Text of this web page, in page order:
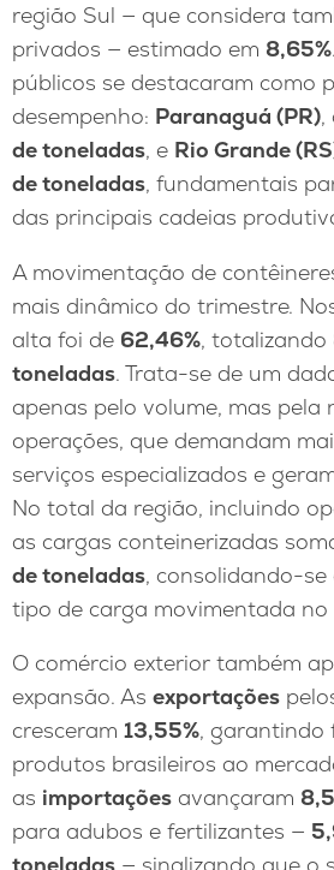
região Sul — que considera
privados — estimado em 8,65%
públicos se destacaram como
desempenho: Paranaguá (PR),
de toneladas, e Rio Grande
de toneladas, fundamentais
das principais cadeias
A movimentação de
mais dinâmico do trimestre.
alta foi de 62,46%, totalizando
toneladas. Trata-se de um
apenas pelo volume, mas pela
operações, que demandam
serviços especializados e
No total da região, incluindo
as cargas conteinerizadas
de toneladas, consolidando-
tipo de carga movimentada no
O comércio exterior também
expansão. As exportações
cresceram 13,55%, garantindo
produtos brasileiros ao
as importações avançaram
para adubos e fertilizantes —